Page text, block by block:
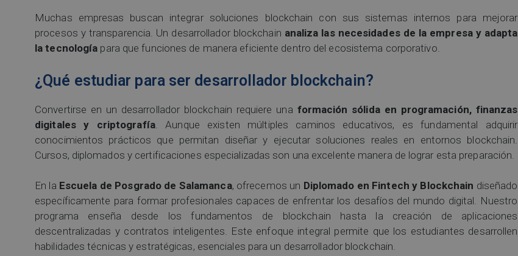
Muchas empresas buscan integrar soluciones blockchain con sus sistemas internos para mejorar
procesos y transparencia. Un desarrollador blockchain analiza las necesidades de la empresa y adapta
la tecnología para que funciones de manera eficiente dentro del ecosistema corporativo.
¿Qué estudiar para ser desarrollador blockchain?
Convertirse en un desarrollador blockchain requiere una formación sólida en programación, finanzas
digitales y criptografía. Aunque existen múltiples caminos educativos, es fundamental adquirir
conocimientos prácticos que permitan diseñar y ejecutar soluciones reales en entornos blockchain.
Cursos, diplomados y certificaciones especializadas son una excelente manera de lograr esta preparación.
En la Escuela de Posgrado de Salamanca, ofrecemos un Diplomado en Fintech y Blockchain diseñado
específicamente para formar profesionales capaces de enfrentar los desafíos del mundo digital. Nuestro
programa enseña desde los fundamentos de blockchain hasta la creación de aplicaciones
descentralizadas y contratos inteligentes. Este enfoque integral permite que los estudiantes desarrollen
habilidades técnicas y estratégicas, esenciales para un desarrollador blockchain.